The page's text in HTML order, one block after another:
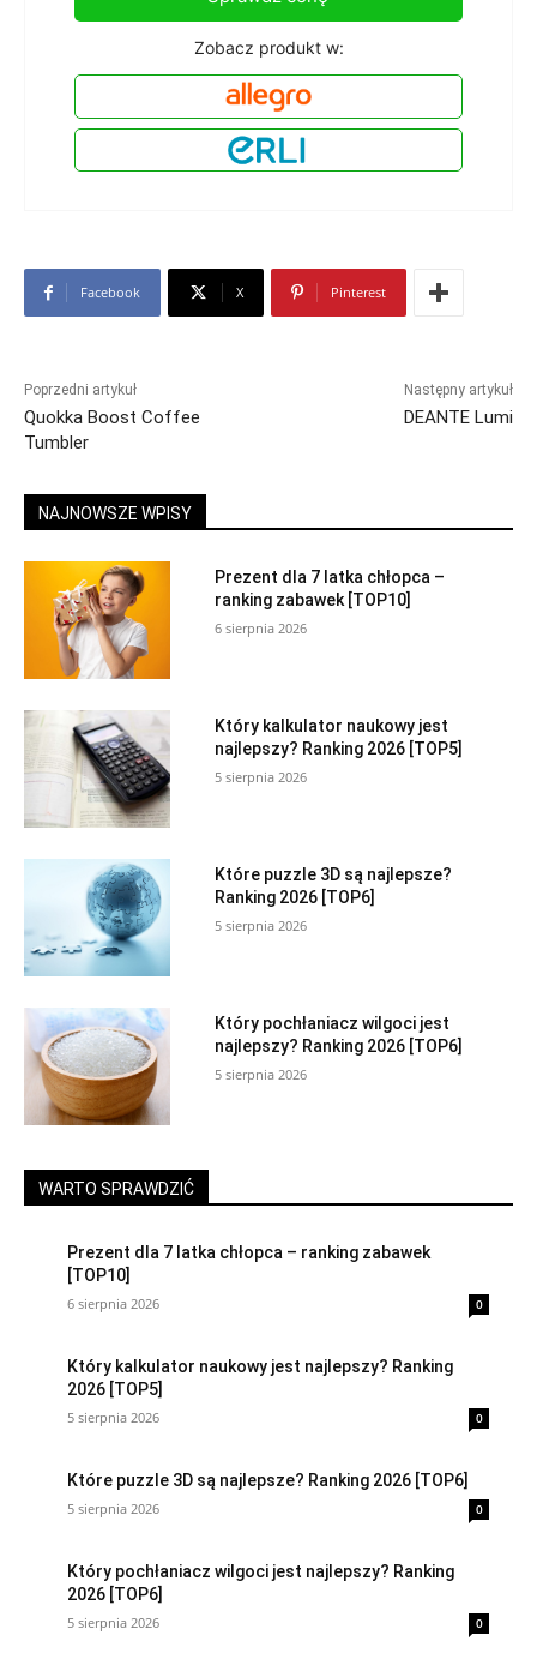
Zobacz produkt w:
Facebook X Pinterest
Poprzedni artykuł
Quokka Boost Coffee
Tumbler
Następny artykuł
DEANTE Lumi
NAJNOWSZE WPISY
Prezent dla 7 latka chłopca –
ranking zabawek [TOP10]
6 sierpnia 2026
Który kalkulator naukowy jest
najlepszy? Ranking 2026 [TOP5]
5 sierpnia 2026
Które puzzle 3D są najlepsze?
Ranking 2026 [TOP6]
5 sierpnia 2026
Który pochłaniacz wilgoci jest
najlepszy? Ranking 2026 [TOP6]
5 sierpnia 2026
WARTO SPRAWDZIĆ
Prezent dla 7 latka chłopca – ranking zabawek
[TOP10]
6 sierpnia 2026 0
Który kalkulator naukowy jest najlepszy? Ranking
2026 [TOP5]
5 sierpnia 2026 0
Które puzzle 3D są najlepsze? Ranking 2026 [TOP6]
5 sierpnia 2026 0
Który pochłaniacz wilgoci jest najlepszy? Ranking
2026 [TOP6]
5 sierpnia 2026 0